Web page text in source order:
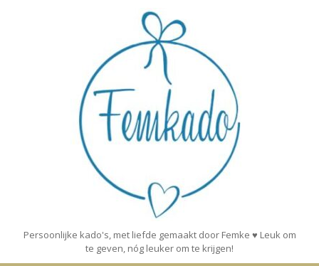
Persoonlijke kado's, met liefde gemaakt door Femke ♥ Leuk om
te geven, nóg leuker om te krijgen!